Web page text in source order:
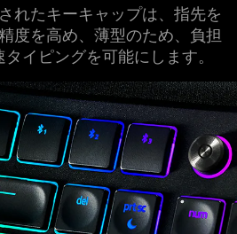
れたキーキャップは、指先を
度を高め、薄型のため、負担
イピングを可能にし ます。